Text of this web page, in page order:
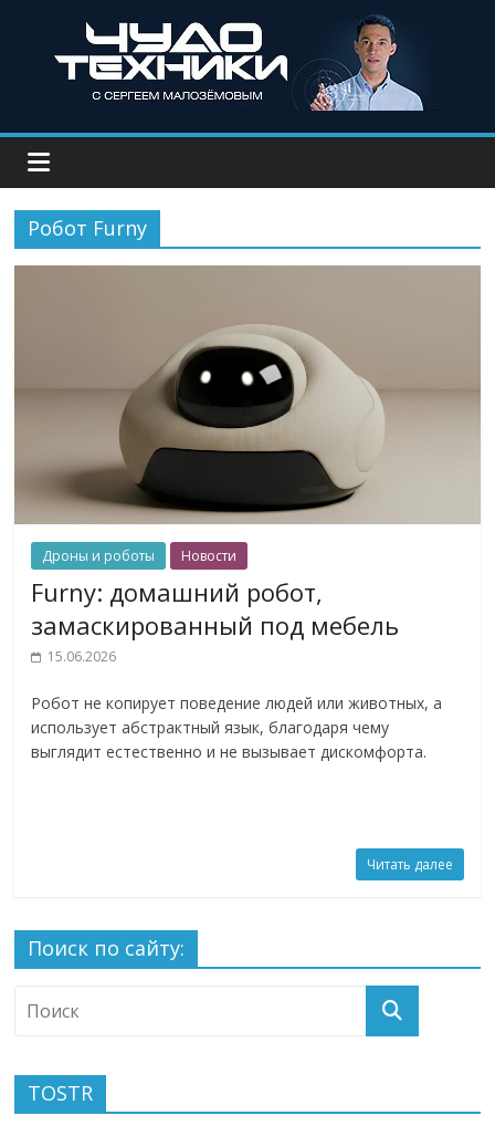
Робот Furny
Дроны и роботы Новости
Furny: домашний робот,
замаскированный под мебель
15.06.2026
Робот не копирует поведение людей или животных, а
использует абстрактный язык, благодаря чему
выглядит естественно и не вызывает дискомфорта.
Читать далее
Поиск по сайту:
TOSTR